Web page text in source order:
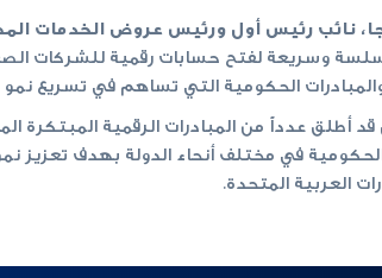
نائب رئيس أول ورئيس عروض الخدمات
سلسة وسريعة لفتح حسابات رقمية للشركات
الحكومية التي تساهم في تسريع
في مختلف أنحاء الدولة بهدف تعزيز
العربية المتحدة.